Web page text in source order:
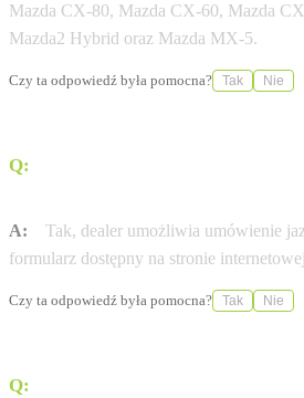
Mazda CX-80, Mazda CX-60, Mazda
Mazda2 Hybrid oraz Mazda MX-5.
Czy ta odpowiedź była pomocna? Tak Nie
Q:
A:
Tak, dealer umożliwia umówienie
formularz dostępny na stronie
Czy ta odpowiedź była pomocna? Tak Nie
Q: